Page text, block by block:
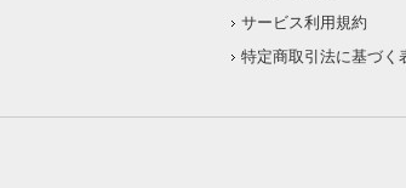
サービス利用規約
特定商取引法に基づく